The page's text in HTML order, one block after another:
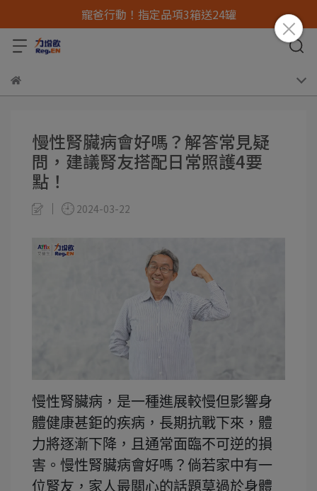
寵爸行動！指定品項3箱送24罐
慢性腎臟病會好嗎？解答常見疑
問，建議腎友搭配日常照護4要
點！
2024-03-22
慢性腎臟病，是一種進展較慢但影響身
體健康甚鉅的疾病，長期抗戰下來，體
力將逐漸下降，且通常面臨不可逆的損
害。慢性腎臟病會好嗎？倘若家中有一
位腎友，家人最關心的話題莫過於身體